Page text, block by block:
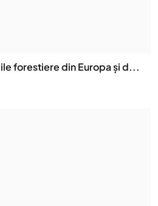
forestiere din Europa și d...